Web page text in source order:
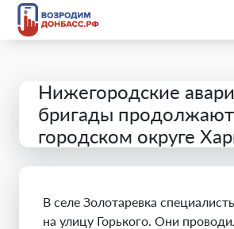
Нижегородские
бригады продолжают
городском округе
В селе Золотаревка
на улицу Горького. Они